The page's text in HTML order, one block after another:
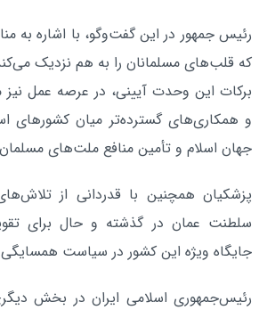
رئیس جمهور در این گفت‌وگو، با اشاره به
که قلب‌های مسلمانان را به هم نزدیک
برکات این وحدت آیینی، در عرصه عمل
و همکاری‌های گسترده‌تر میان کشورهای
جهان اسلام و تأمین منافع ملت‌های
پزشکیان همچنین با قدردانی از
سلطنت عمان در گذشته و حال برای
جایگاه ویژه این کشور در سیاست همسایگی
رئیس‌جمهوری اسلامی ایران در بخش